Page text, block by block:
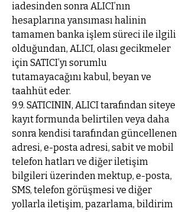
iadesinden sonra ALICI’nın
hesaplarına yansıması halinin
tamamen banka işlem süreci ile ilgili
olduğundan, ALICI, olası gecikmeler
için SATICI’yı sorumlu
tutamayacağını kabul, beyan ve
taahhüt eder.
9.9. SATICININ, ALICI tarafından siteye
kayıt formunda belirtilen veya daha
sonra kendisi tarafından güncellenen
adresi, e-posta adresi, sabit ve mobil
telefon hatları ve diğer iletişim
bilgileri üzerinden mektup, e-posta,
SMS, telefon görüşmesi ve diğer
yollarla iletişim, pazarlama, bildirim